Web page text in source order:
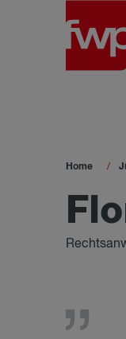
Home